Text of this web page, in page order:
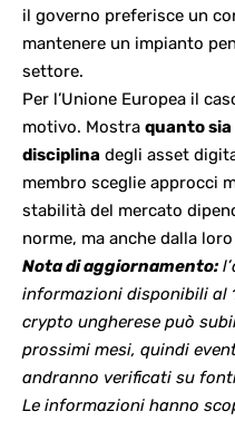
il governo preferisce un
mantenere un impianto
settore.
Per l’Unione Europea il
motivo. Mostra quanto
disciplina degli asset
membro sceglie approcci
stabilità del mercato
norme, ma anche dalla
Nota di aggiornamento:
informazioni disponibili al
crypto ungherese può
prossimi mesi, quindi
andranno verificati su
Le informazioni hanno